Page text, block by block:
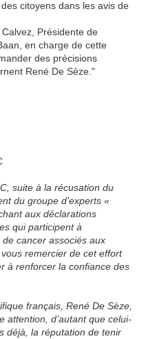
citoyens dans les avis de
Présidente de
en charge de cette
des précisions
René De Sèze."
suite à la récusation du
du groupe d’experts «
aux déclarations
qui participent à
cancer associés aux
remercier de cet effort
à renforcer la confiance des
français, René De Sèze,
attention, d’autant que celui-
déjà, la réputation de tenir